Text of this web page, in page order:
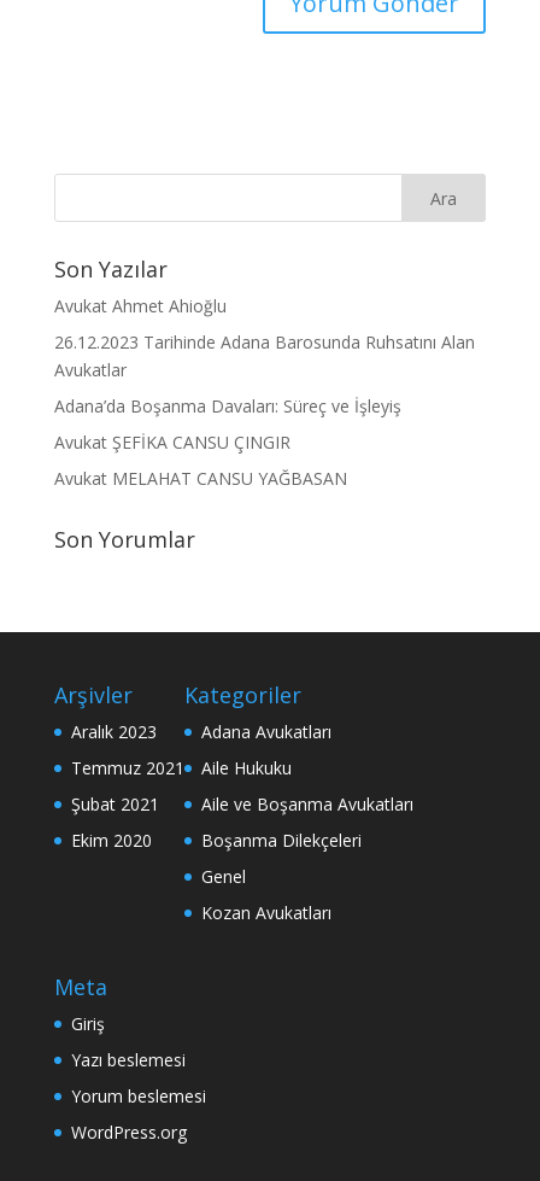
Son Yazılar
Avukat Ahmet Ahioğlu
26.12.2023 Tarihinde Adana Barosunda Ruhsatını Alan
Avukatlar
Adana’da Boşanma Davaları: Süreç ve İşleyiş
Avukat ŞEFİKA CANSU ÇINGIR
Avukat MELAHAT CANSU YAĞBASAN
Son Yorumlar
Arşivler
Aralık 2023
Temmuz 2021
Şubat 2021
Ekim 2020
Kategoriler
Adana Avukatları
Aile Hukuku
Aile ve Boşanma Avukatları
Boşanma Dilekçeleri
Genel
Kozan Avukatları
Meta
Giriş
Yazı beslemesi
Yorum beslemesi
WordPress.org